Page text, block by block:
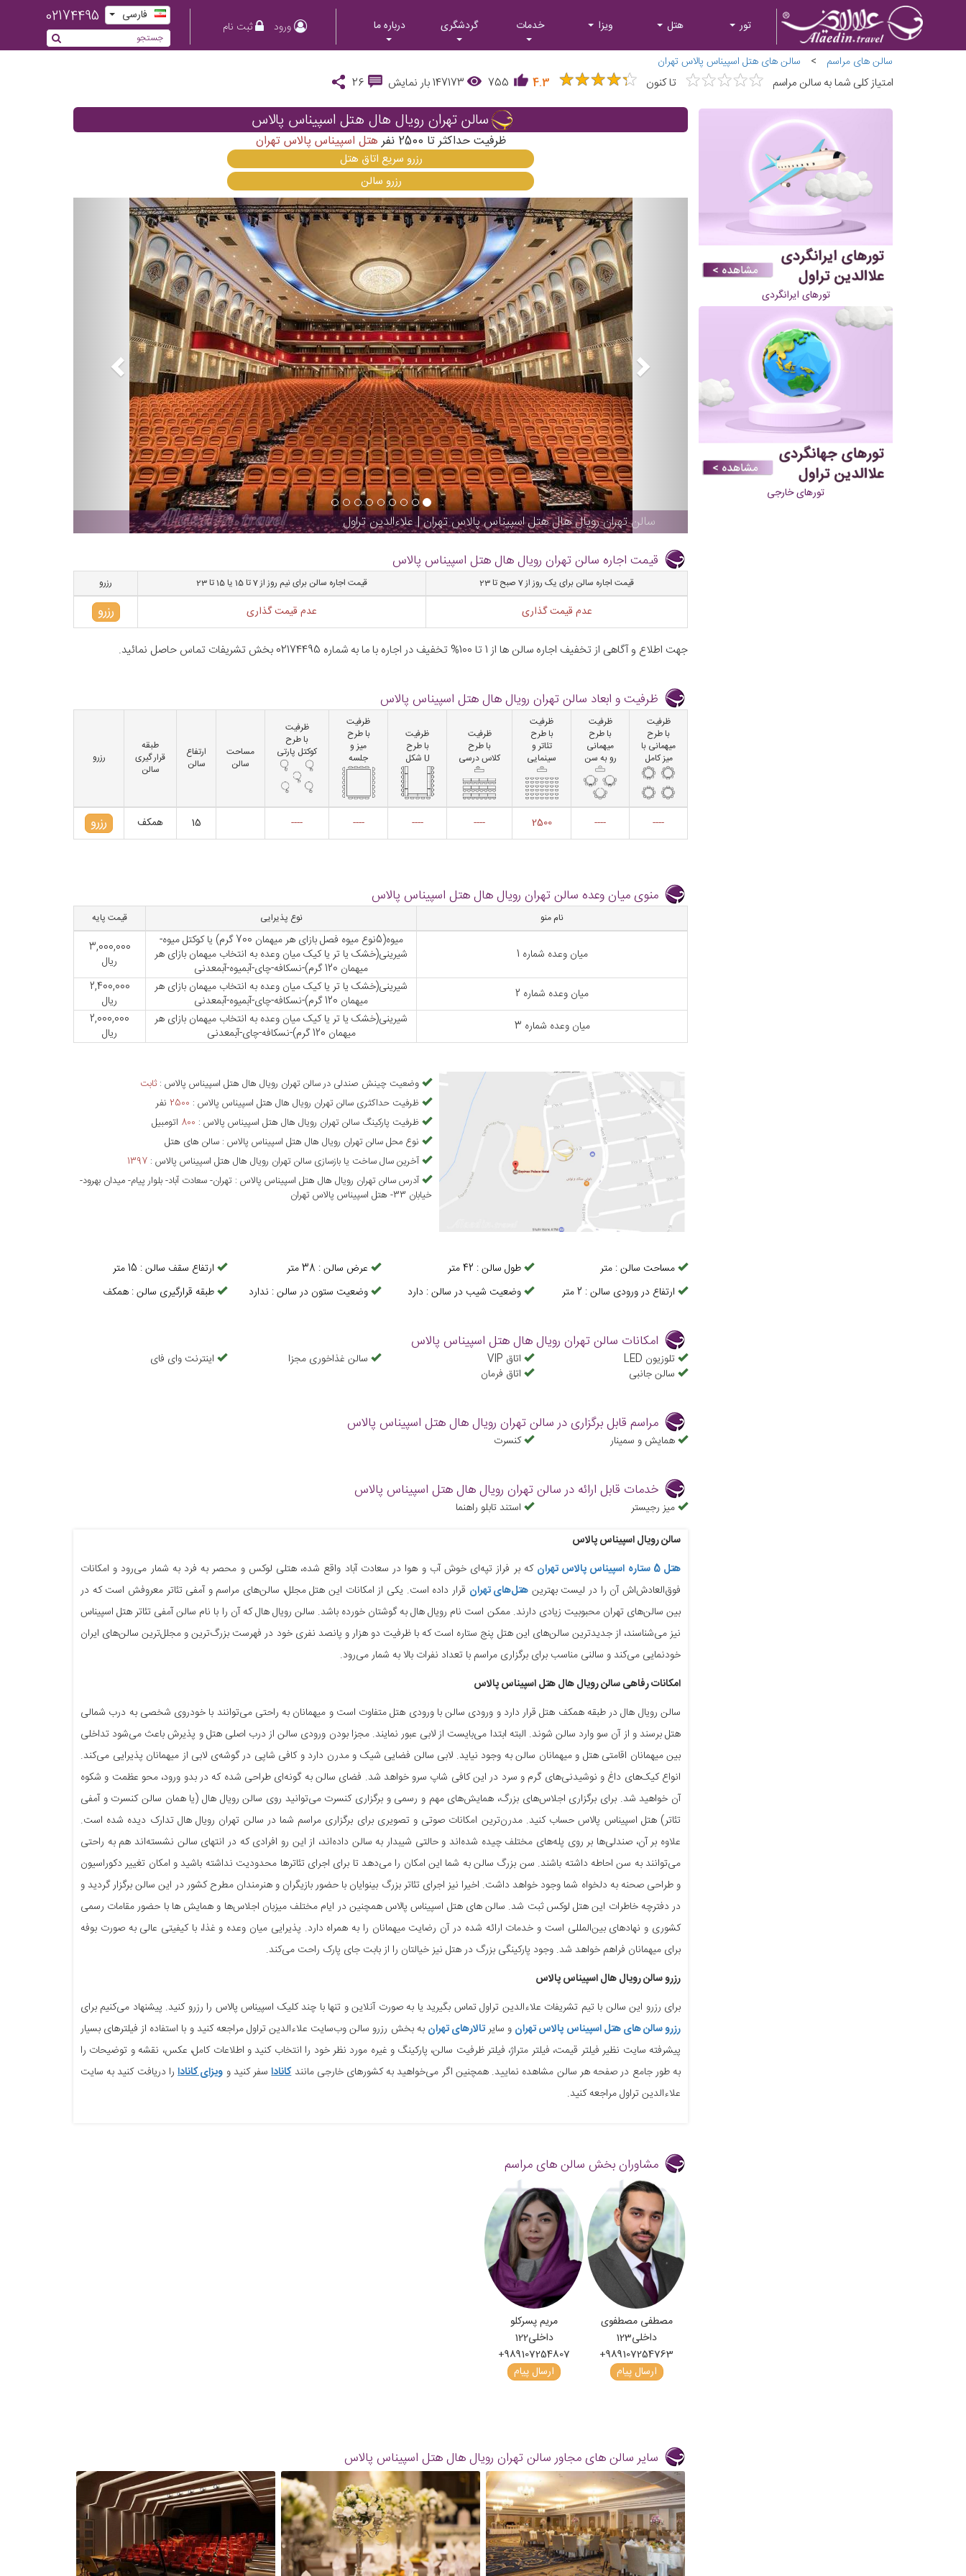
تور هتل ویزا خدمات گردشگری درباره ما ورود ثبت نام
فارسی 02174495
سالن های مراسم > سالن های هتل اسپیناس پالاس تهران
امتیاز کلی شما به سالن مراسم ★★★★★
★★★★★ تا کنون ★★★★★
★★★★★
4.3
755
147173بار نمایش 26
تورهای ایرانگردی
تورهای خارجی
سالن تهران رویال هال هتل اسپیناس پالاس
ظرفیت حداکثر تا 2500 نفر هتل اسپیناس پالاس تهران
رزرو سریع اتاق هتل
رزرو سالن
سالن تهران رویال هال هتل اسپیناس پالاس تهران | علاءالدین تراول
Next
قیمت اجاره سالن تهران رویال هال هتل اسپیناس پالاس
قیمت اجاره سالن برای یک روز از 7 صبح تا 23 قیمت اجاره سالن برای نیم روز از 7 تا 15 یا 15 تا 23 رزرو
عدم قیمت گذاری عدم قیمت گذاری رزرو
جهت اطلاع و آگاهی از تخفیف اجاره سالن ها از 1 تا 100% تخفیف در اجاره با ما به شماره 02174495 بخش تشریفات تماس حاصل نمائید.
ظرفیت و ابعاد سالن تهران رویال هال هتل اسپیناس پالاس
ظرفیت
با طرح
میهمانی با
میز کامل
ظرفیت
با طرح
میهمانی
رو به سن
ظرفیت
با طرح
تئاتر و
سینمایی
ظرفیت
با طرح
کلاس درسی
ظرفیت
با طرح
U شکل
ظرفیت
با طرح
میز و
جلسه
ظرفیت
با طرح
کوکتل پارتی
مساحت
سالن
ارتفاع
سالن
طبقه
قرار گیری
سالن
رزرو
----
----
2500
----
----
----
----
15 همکف رزرو
منوی میان وعده سالن تهران رویال هال هتل اسپیناس پالاس
نام منو نوع پذیرایی قیمت پایه
میان وعده شماره 1
میوه(5نوع میوه فصل بازای هر میهمان 700 گرم) یا کوکتل میوه-
شیرینی(خشک یا تر یا کیک میان وعده به انتخاب میهمان بازای هر
میهمان 120 گرم)-نسکافه-چای-آبمیوه-آبمعدنی
3,000,000
ریال
میان وعده شماره 2
شیرینی(خشک یا تر یا کیک میان وعده به انتخاب میهمان بازای هر
میهمان 120 گرم)-نسکافه-چای-آبمیوه-آبمعدنی
2,400,000
ریال
میان وعده شماره 3
شیرینی(خشک یا تر یا کیک میان وعده به انتخاب میهمان بازای هر
میهمان 120 گرم)-نسکافه-چای-آبمعدنی
2,000,000
ریال
وضعیت چینش صندلی درسالن تهران رویال هال هتل اسپیناس پالاس :ثابت
ظرفیت حداکثری سالن تهران رویال هال هتل اسپیناس پالاس :
2500 نفر
ظرفیت پارکینگ سالن تهران رویال هال هتل اسپیناس پالاس :
800 اتومبیل
نوع محلسالن تهران رویال هال هتل اسپیناس پالاس :سالن های هتل
آخرین سال ساخت یا بازسازی سالن تهران رویال هال هتل اسپیناس پالاس :
1397
آدرسسالن تهران رویال هال هتل اسپیناس پالاس : تهران- سعادت آباد- بلوار پیام- میدان بهرود-
خیابان 33- هتل اسپیناس پالاس تهران
مساحت سالن: متر طول سالن:
42متر عرض سالن:
38متر ارتفاع سقف سالن:
15متر
ارتفاع در ورودی سالن:
2متر وضعیت شیب در سالن: دارد وضعیت ستون در سالن: ندارد طبقه قرارگیری سالن:همکف
امکانات سالن تهران رویال هال هتل اسپیناس پالاس
تلوزیون LED اتاق VIP سالن غذاخوری مجزا
اینترنت وای فای
سالن جانبی
اتاق فرمان
مراسم قابل برگزاری در سالن تهران رویال هال هتل اسپیناس پالاس
همایش و سمینار کنسرت
خدمات قابل ارائه در سالن تهران رویال هال هتل اسپیناس پالاس
میز رجیستر
استند تابلو راهنما
سالن رویال اسپیناس پالاس
هتل 5 ستاره اسپیناس پالاس تهران
که بر فراز تپه‌ای خوش آب و هوا در سعادت آباد واقع شده، هتلی لوکس و محصر به فرد به شمار می‌رود و امکانات
فوق‌العادش‌اش آن را در لیست بهترین هتل‌های تهران قرار داده است. یکی از امکانات این هتل مجلل، سالن‌های مراسم و آمفی تئاتر معروفش است که در
بین سالن‌های تهران محبوبیت زیادی دارند. ممکن است نام رویال هال به گوشتان خورده باشد. سالن رویال هال که آن را با نام سالن آمفی تئاتر هتل اسپیناس
نیز می‌شناسند، از جدیدترین سالن‌های این هتل پنج ستاره است که با ظرفیت دو هزار و پانصد نفری خود در فهرست بزرگ‌ترین و مجلل‌ترین سالن‌های ایران
خودنمایی می‌کند و سالنی مناسب برای برگزاری مراسم با تعداد نفرات بالا به شمار می‌رود.
امکانات رفاهی سالن رویال هال هتل اسپیناس پالاس
سالن رویال هال در طبقه همکف هتل قرار دارد و ورودی سالن با ورودی هتل متفاوت است و میهمانان به راحتی می‌توانند با خودروی شخصی به درب شمالی
هتل برسند و از آن سو وارد سالن شوند. البته ابتدا می‌بایست از لابی عبور نمایند. مجزا بودن ورودی سالن از درب اصلی هتل و پذیرش باعث می‌شود تداخلی
بین میهمانان اقامتی هتل و میهمانان سالن به وجود نیاید. لابی سالن فضایی شیک و مدرن دارد و کافی شاپی در گوشه‌ی لابی از میهمانان پذیرایی می‌کند.
انواع کیک‌های داغ و نوشیدنی‌های گرم و سرد در این کافی شاپ سرو خواهد شد. فضای سالن به گونه‌ای طراحی شده که در بدو ورود، محو عظمت و شکوه
آن خواهید شد. برای برگزاری اجلاس‌های بزرگ، همایش‌های مهم و رسمی و برگزاری کنسرت می‌توانید روی سالن رویال هال (یا همان سالن کنسرت و آمفی
تئاتر) هتل اسپیناس پالاس حساب کنید. مدرن‌ترین امکانات صوتی و تصویری برای برگزاری مراسم شما در سالن تهران رویال هال تدارک دیده شده است.
علاوه بر آن، صندلی‌ها بر روی پله‌های مختلف چیده شده‌‌اند و حالتی شیبدار به سالن داده‌اند، از این رو افرادی که در انتهای سالن نشسته‌اند هم به راحتی
می‌توانند به سن احاطه داشته باشند. سن بزرگ سالن به شما این امکان را می‌دهد تا برای اجرای تئاترها محدودیت نداشته باشید و امکان تغییر دکوراسیون
و طراحی صحنه به دلخواه شما وجود خواهد داشت. اخیرا نیز اجرای تئاتر بزرگ بینوایان با حضور بازیگران و هنرمندان مطرح کشور در این سالن برگزار گردید و
در دفترچه خاطرات این هتل لوکس ثبت شد. سالن های هتل اسپیناس پالاس همچنین در ایام مختلف میزبان اجلاس‌ها و همایش ها با حضور مقامات رسمی
کشوری و نهادهای بین‌المللی است و خدمات ارائه شده در آن رضایت میهمانان را به همراه دارد. پذیرایی میان وعده و غذا، با کیفیتی عالی به صورت بوفه
برای میهمانان فراهم خواهد شد. وجود پارکینگی بزرگ در هتل نیز خیالتان را از بابت جای پارک راحت می‌کند.
رزرو سالن رویال هال اسپیناس پالاس
برای رزرو این سالن با تیم تشریفات علاءالدین تراول تماس بگیرید یا به صورت آنلاین و تنها با چند کلیک اسپیناس پالاس را رزرو کنید. پیشنهاد می‌کنیم برای
رزرو سالن های هتل اسپیناس پالاس تهران و سایرتالارهای تهران به بخش رزرو سالن وب‌سایت علاءالدین تراول مراجعه کنید و با استفاده از فیلترهای بسیار
پیشرفته سایت نظیر فیلتر قیمت، فیلتر متراژ، فیلتر ظرفیت سالن، پارکینگ و غیره مورد نظر خود را انتخاب کنید و اطلاعات کامل، عکس، نقشه و توضیحات را
به طور جامع در صفحه هر سالن مشاهده نمایید. همچنین اگر می‌خواهید به کشورهای خارجی مانندکاناداسفر کنید و ویزای کانادارا دریافت کنید به سایت
علاءالدین تراول مراجعه کنید.
مشاوران بخش سالن های مراسم
مصطفی مصطفوی
داخلی123
+989107254763
ارسال پیام
مریم پسرکلو
داخلی122
+989107254807
ارسال پیام
سایر سالن های مجاور سالن تهران رویال هال هتل اسپیناس پالاس